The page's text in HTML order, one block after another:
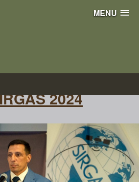
MENU
2024